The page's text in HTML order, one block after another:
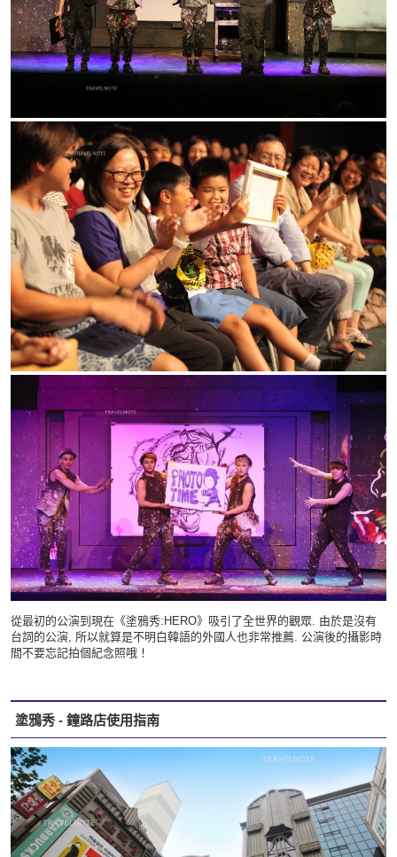
從最初的公演到現在《塗鴉秀:HERO》吸引了全世界的觀眾. 由於是沒有
台詞的公演, 所以就算是不明白韓語的外國人也非常推薦. 公演後的攝影時
間不要忘記拍個紀念照哦！
塗鴉秀 - 鐘路店使用指南